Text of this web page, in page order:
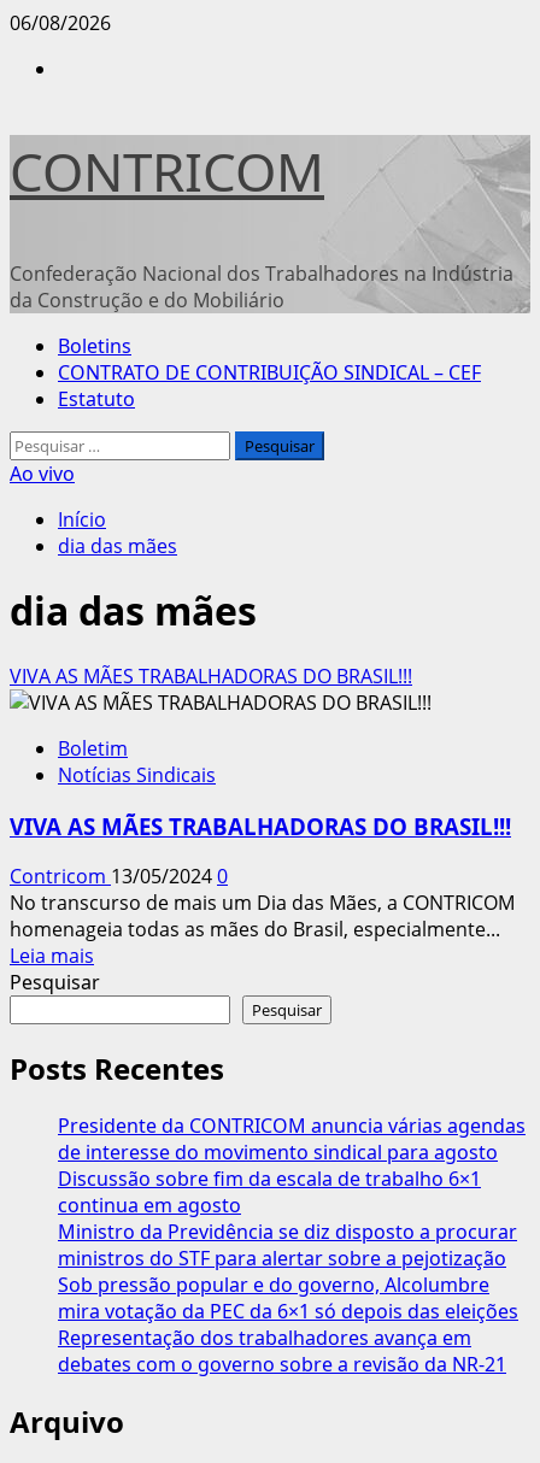
Avançar
06/08/2026
CONTRICOM
Confederação Nacional dos Trabalhadores na Indústria
da Construção e do Mobiliário
Menu
principal
Boletins
CONTRATO DE CONTRIBUIÇÃO SINDICAL – CEF
Estatuto
Pesquisar
por:
Ao vivo
Início
dia das mães
dia das mães
VIVA AS MÃES TRABALHADORAS DO BRASIL!!!
Boletim
Notícias Sindicais
VIVA AS MÃES TRABALHADORAS DO BRASIL!!!
Contricom 13/05/20240
No transcurso de mais um Dia das Mães, a CONTRICOM
homenageia todas as mães do Brasil, especialmente...
Leia mais
mais
AS
MÃES
TRABALHADORAS
DO
BRASIL!!!
Pesquisar
Pesquisar
Posts Recentes
Presidente da CONTRICOM anuncia várias agendas
de interesse do movimento sindical para agosto
Discussão sobre fim da escala de trabalho 6×1
continua em agosto
Ministro da Previdência se diz disposto a procurar
ministros do STF para alertar sobre a pejotização
Sob pressão popular e do governo, Alcolumbre
mira votação da PEC da 6×1 só depois das eleições
Representação dos trabalhadores avança em
debates com o governo sobre a revisão da NR-21
Arquivo